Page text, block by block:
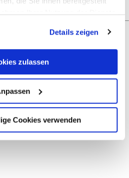
Ihrer Nutzung der Dienste
Details zeigen
zulassen
Cookies verwenden
Genereer PDF